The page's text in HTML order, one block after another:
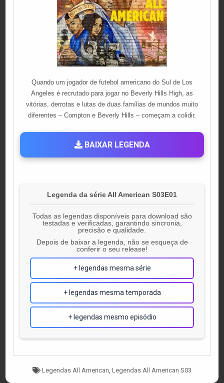
Quando um jogador de futebol americano do Sul de Los
Angeles é recrutado para jogar no Beverly Hills High, as
vitórias, derrotas e lutas de duas famílias de mundos muito
diferentes – Compton e Beverly Hills – começam a colidir.
BAIXAR LEGENDA
Legenda da série All American S03E01
Todas as legendas disponíveis para download são
testadas e verificadas, garantindo sincronia,
precisão e qualidade.
Depois de baixar a legenda, não se esqueça de
conferir o seu release!
+ legendas mesma série
+ legendas mesma temporada
+ legendas mesmo episódio
Tagged
Legendas All American Legendas All American S03